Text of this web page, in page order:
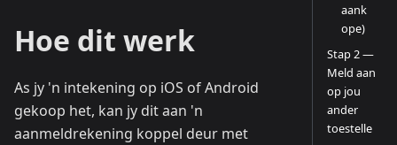
Hoe dit werk
As jy 'n intekening op iOS of Android
gekoop het, kan jy dit aan 'n
aanmeldrekening koppel deur met
aank
ope)
Stap 2 —
Meld aan
op jou
ander
toestelle